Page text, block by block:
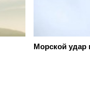
Морской удар